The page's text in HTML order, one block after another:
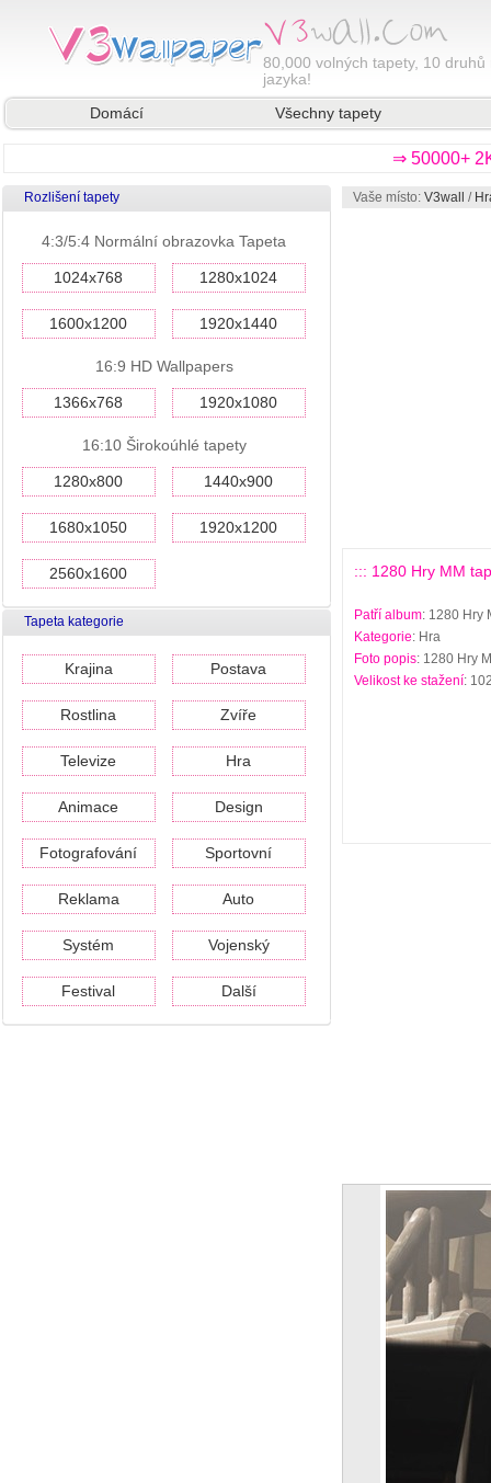
80,000 volných tapety, 10 druhů
jazyka!
Domácí
Všechny tapety
⇒ 50000+
Rozlišení tapety
4:3/5:4 Normální obrazovka Tapeta
1024x768 1280x1024
1600x1200 1920x1440
16:9 HD Wallpapers
1366x768 1920x1080
16:10 Širokoúhlé tapety
1280x800 1440x900
1680x1050 1920x1200
2560x1600
Tapeta kategorie
Krajina Postava
Rostlina Zvíře
Televize Hra
Animace Design
Fotografování Sportovní
Reklama Auto
Systém Vojenský
Festival Další
Vaše místo: V3wall /
::: 1280 Hry MM
Patří album: 1280 Hry
Kategorie: Hra
Foto popis: 1280 Hry
Velikost ke stažení: